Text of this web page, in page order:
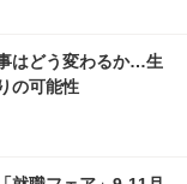
はどう変わるか…生
の可能性